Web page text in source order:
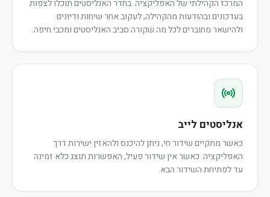
המרכז הקהילתי של האפליקציה. בחדר האנליסטים תוכלו לצפות
בעדכונים ובהודעות מהקהילה, לעקוב אחר שיחות ודיונים
ולהישאר מחוברים לכל מה שקורה סביב האנליסטים ומכבי חיפה.
אנליסטים לייב
כאשר מתקיים שידור חי, ניתן להיכנס ולהאזין ישירות דרך
האפליקציה. כאשר אין שידור פעיל, האפשרות תוצג כלא זמינה
עד לפתיחת השידור הבא.